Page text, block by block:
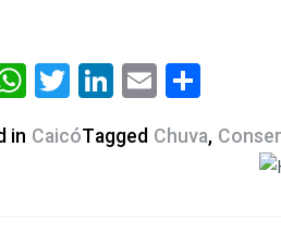
WhatsApp
Twitter
LinkedIn
Email
in CaicóTagged Chuva,